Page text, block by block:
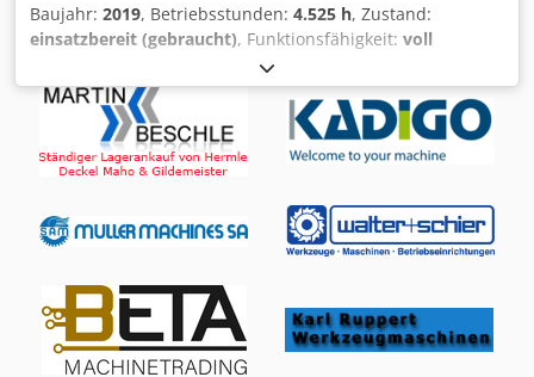
Baujahr: 2019, Betriebsstunden: 4.525 h, Zustand:
einsatzbereit (gebraucht), Funktionsfähigkeit: voll
, Maschinen-/Fahrzeugnummer:
ABDREHMASCHINE UND RICHTMASCHINE IM SET Die
Anlage befindet sich in einwandfreiem Betriebszustand
und kann unter Strom besichtigt werden. Komplett
überholt im Jahr 2019 (vollständig neue Mechanik und
6,0 m Bearbeitungstoleranz: ISO h9 (h8 möglich) Abdreh-
Tiefe: bis zu 3,5 mm, abhängig vom Stahltyp Stahlsorten:
Kohlenstoffstahl, Wälzlagerstahl, Federstahl usw.
Vorschubgeschwindigkeit: digital einstellbar 0,5 – 12
m/min Umdrehungen des Schneidkopfes: bis zu 1700
U/min Schneidwerkzeuge: Zwei Sätze à 4 Messer mit
automatischer digitaler Positionierung (Dreieck- und